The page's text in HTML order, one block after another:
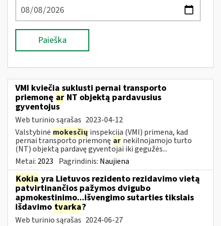
Paieška
VMI kviečia suklusti pernai transporto
priemonę ar NT objektą pardavusius
gyventojus
Web turinio sąrašas 2023-04-12
Valstybinė mokesčių inspekcija (VMI) primena, kad
pernai transporto priemonę ar nekilnojamojo turto
(NT) objektą pardavę gyventojai iki gegužės...
Metai: 2023 Pagrindinis: Naujiena
Kokia yra Lietuvos rezidento rezidavimo vietą
patvirtinančios pažymos dvigubo
apmokestinimo...išvengimo sutarties tikslais
išdavimo tvarka?
Web turinio sąrašas 2024-06-27